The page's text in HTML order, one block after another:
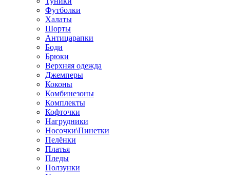
Футболки
Халаты
Шорты
Антицарапки
Боди
Брюки
Верхняя одежда
Джемперы
Коконы
Комбинезоны
Комплекты
Кофточки
Нагрудники
Носочки\Пинетки
Пелёнки
Платья
Пледы
Ползунки